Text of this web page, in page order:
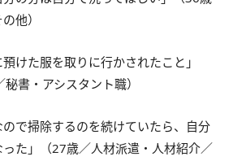
他）
けた服を取りに行かされたこと」
書・アシスタント職）
ので掃除するのを続けていたら、自分
た」（27歳／人材派遣・人材紹介／